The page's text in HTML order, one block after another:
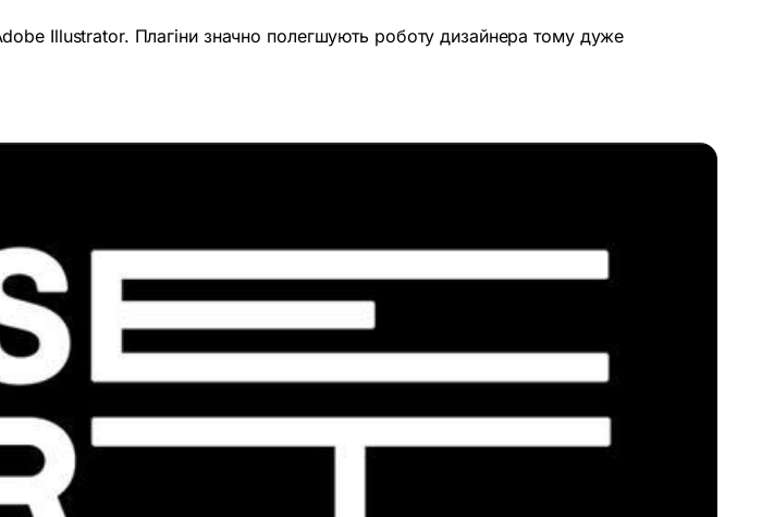
Illustrator. Плагіни значно полегшують роботу дизайнера тому дуже